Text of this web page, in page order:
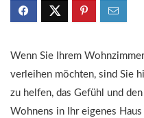
Wenn Sie Ihrem
verleihen möchten, sind Sie
zu helfen, das Gefühl und
Wohnens in Ihr eigenes